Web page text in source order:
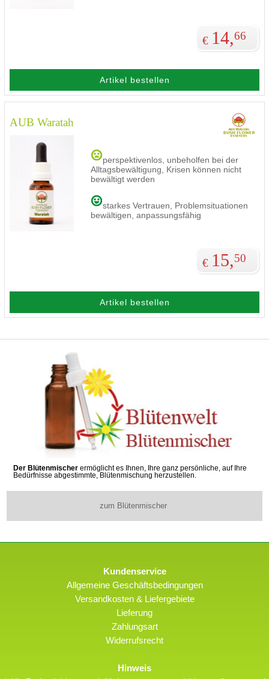
€ 14,66
Artikel bestellen
AUB Waratah
perspektivenlos, unbeholfen bei der
Alltagsbewältigung, Krisen können nicht
bewältigt werden
starkes Vertrauen, Problemsituationen
bewältigen, anpassungsfähig
€ 15,50
Artikel bestellen
Der Blütenmischer ermöglicht es Ihnen, Ihre ganz persönliche, auf Ihre
Bedürfnisse abgestimmte, Blütenmischung herzustellen.
zum Blütenmischer
Kundenservice
Allgemeine Geschäftsbedingungen
Versandkosten & Liefergebiete
Lieferung
Zahlungsart
Widerrufsrecht
Hinweis